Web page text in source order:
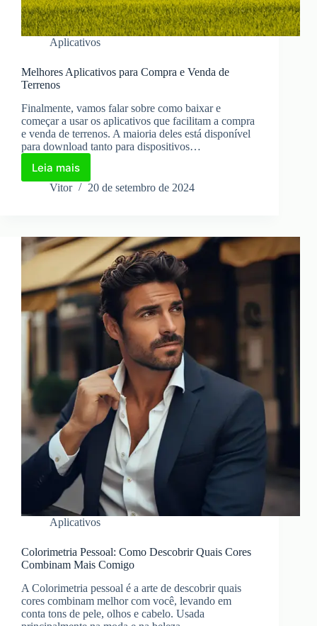
Aplicativos
Melhores Aplicativos para Compra e Venda de
Terrenos
Finalmente, vamos falar sobre como baixar e
começar a usar os aplicativos que facilitam a compra
e venda de terrenos. A maioria deles está disponível
para download tanto para dispositivos…
Leia mais
Melhores
Aplicativos
Venda
de
Terrenos
Vitor 20 de setembro de 2024
Aplicativos
Colorimetria Pessoal: Como Descobrir Quais Cores
Combinam Mais Comigo
A Colorimetria pessoal é a arte de descobrir quais
cores combinam melhor com você, levando em
conta tons de pele, olhos e cabelo. Usada